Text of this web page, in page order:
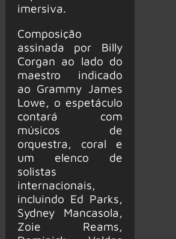
imersiva.
Composição
assinada por Billy
Corgan ao lado do
maestro indicado
ao Grammy James
Lowe, o espetáculo
contará com
músicos de
orquestra, coral e
um elenco de
solistas
internacionais,
incluindo Ed Parks,
Sydney Mancasola,
Zoie Reams,